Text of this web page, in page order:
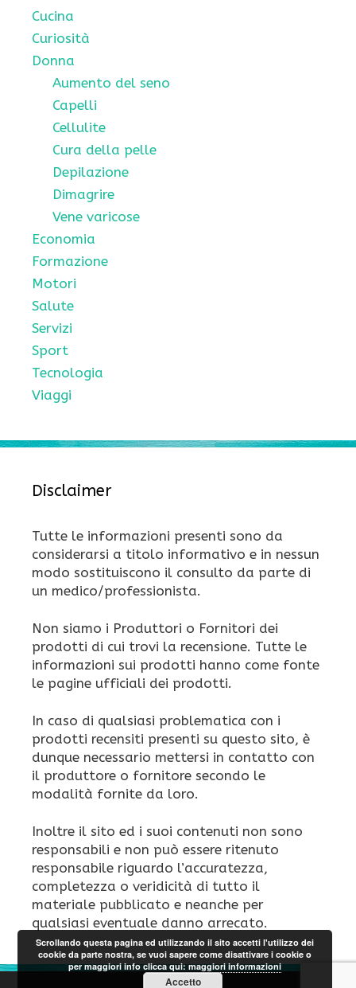
Cucina
Curiosità
Donna
Aumento del seno
Capelli
Cellulite
Cura della pelle
Depilazione
Dimagrire
Vene varicose
Economia
Formazione
Motori
Salute
Servizi
Sport
Tecnologia
Viaggi
Disclaimer
Tutte le informazioni presenti sono da
considerarsi a titolo informativo e in nessun
modo sostituiscono il consulto da parte di
un medico/professionista.
Non siamo i Produttori o Fornitori dei
prodotti di cui trovi la recensione. Tutte le
informazioni sui prodotti hanno come fonte
le pagine ufficiali dei prodotti.
In caso di qualsiasi problematica con i
prodotti recensiti presenti su questo sito, è
dunque necessario mettersi in contatto con
il produttore o fornitore secondo le
modalità fornite da loro.
Inoltre il sito ed i suoi contenuti non sono
responsabili e non può essere ritenuto
responsabile riguardo l’accuratezza,
completezza o veridicità di tutto il
materiale pubblicato e neanche per
qualsiasi eventuale danno arrecato.
Scrollando questa pagina ed utilizzando il sito accetti l'utilizzo dei
cookie da parte nostra, se vuoi sapere come disattivare i cookie o
per maggiori info clicca qui:maggiori informazioni
Accetto